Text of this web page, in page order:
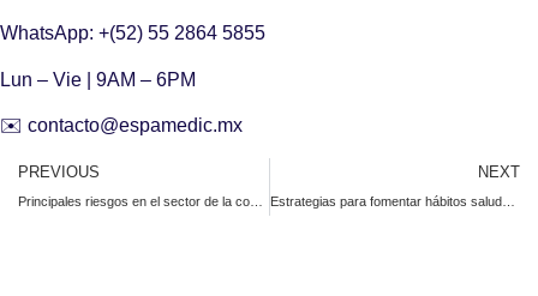
WhatsApp: +(52) 55 2864 5855
Lun – Vie | 9AM – 6PM
✉️ contacto@espamedic.mx
PREVIOUS NEXT
Estrategias para fomentar hábitos saludables entre los empleados